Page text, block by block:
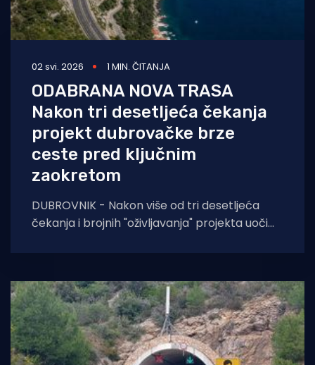
02 svi. 2026 1 MIN. ČITANJA
ODABRANA NOVA TRASA
Nakon tri desetljeća čekanja
projekt dubrovačke brze
ceste pred ključnim
zaokretom
DUBROVNIK - Nakon više od tri desetljeća
čekanja i brojnih "oživljavanja" projekta uoči
na